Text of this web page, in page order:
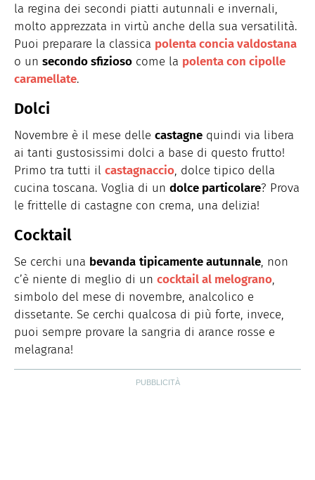
la regina dei secondi piatti autunnali e invernali,
molto apprezzata in virtù anche della sua versatilità.
Puoi preparare la classica polenta concia valdostana
o un secondo sfizioso come la polenta con cipolle
caramellate.
Dolci
Novembre è il mese delle castagne quindi via libera
ai tanti gustosissimi dolci a base di questo frutto!
Primo tra tutti il castagnaccio, dolce tipico della
cucina toscana. Voglia di un dolce particolare? Prova
le frittelle di castagne con crema, una delizia!
Cocktail
Se cerchi una bevanda tipicamente autunnale, non
c’è niente di meglio di un cocktail al melograno,
simbolo del mese di novembre, analcolico e
dissetante. Se cerchi qualcosa di più forte, invece,
puoi sempre provare la sangria di arance rosse e
melagrana!